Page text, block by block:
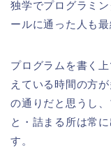
独学でプログラミ
ールに通った人も
プログラムを書く
えている時間の方
の通りだと思うし
と・詰まる所は常
す。